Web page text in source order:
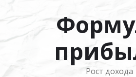
Рост дохода